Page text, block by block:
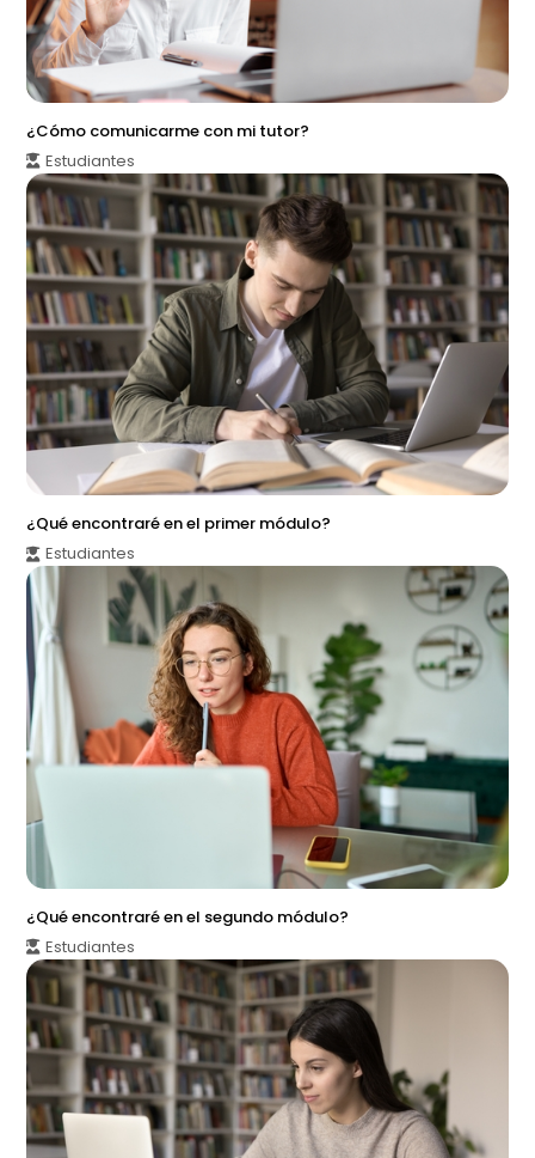
¿Cómo comunicarme con mi tutor?
Estudiantes
¿Qué encontraré en el primer módulo?
Estudiantes
¿Qué encontraré en el segundo módulo?
Estudiantes